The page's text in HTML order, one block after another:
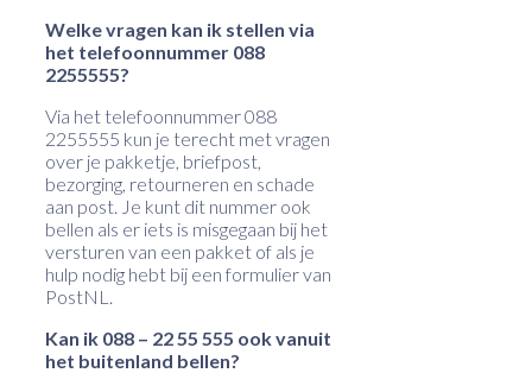
Welke vragen kan ik stellen via
het telefoonnummer 088
2255555?
Via het telefoonnummer 088
2255555 kun je terecht met vragen
over je pakketje, briefpost,
bezorging, retourneren en schade
aan post. Je kunt dit nummer ook
bellen als er iets is misgegaan bij het
versturen van een pakket of als je
hulp nodig hebt bij een formulier van
PostNL.
Kan ik 088 – 22 55 555 ook vanuit
het buitenland bellen?